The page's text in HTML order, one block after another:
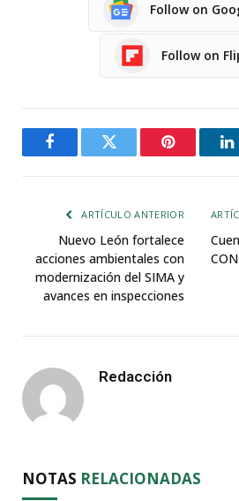
Follow on
Follow on
FacebookTwitter Pinterest
ARTÍCULO ANTERIOR
Nuevo León fortalece
acciones ambientales con
modernización del SIMA y
avances en inspecciones
Redacción
NOTAS RELACIONADAS